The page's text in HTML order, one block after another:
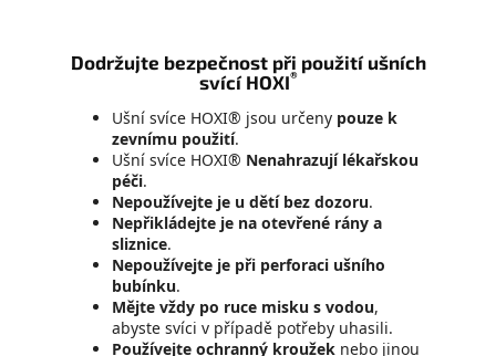
Dodržujte bezpečnost při použití ušních
svící HOXI®
Ušní svíce HOXI® jsou určeny pouze k
zevnímu použití.
Ušní svíce HOXI® Nenahrazují lékařskou
péči.
Nepoužívejte je u dětí bez dozoru.
Nepřikládejte je na otevřené rány a
sliznice.
Nepoužívejte je při perforaci ušního
bubínku.
Mějte vždy po ruce misku s vodou,
abyste svíci v případě potřeby uhasili.
Používejte ochranný kroužeknebo jinou